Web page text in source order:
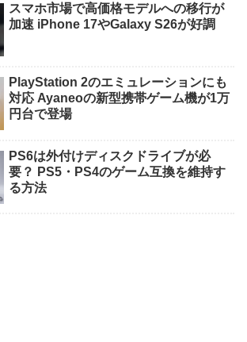
スマホ市場で高価格モデルへの移行が
加速 iPhone 17やGalaxy S26が好調
PlayStation 2のエミュレーションにも
対応 Ayaneoの新型携帯ゲーム機が1万
円台で登場
PS6は外付けディスクドライブが必
要？ PS5・PS4のゲーム互換を維持す
る方法